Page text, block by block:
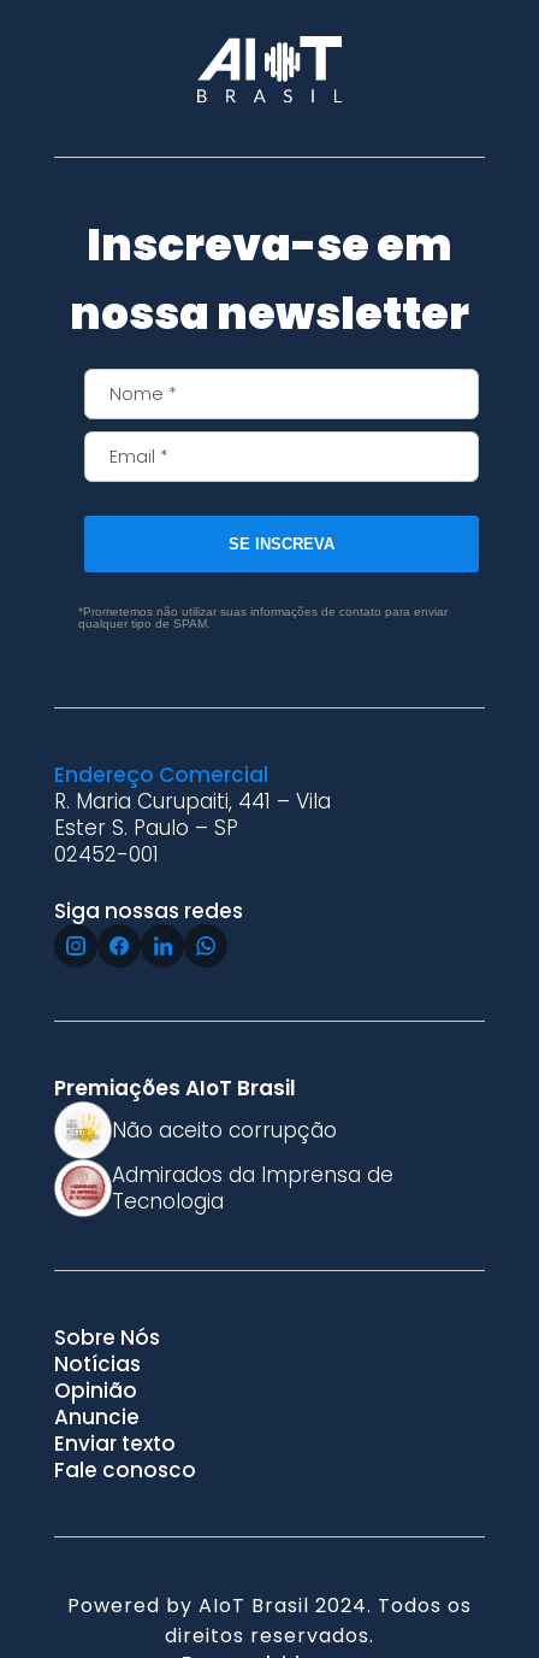
Inscreva-se em
nossa newsletter
SE INSCREVA
*Prometemos não utilizar suas informações de contato para enviar
qualquer tipo de SPAM.
Endereço Comercial
R. Maria Curupaiti, 441 – Vila
Ester S. Paulo – SP
02452-001
Siga nossas redes
Premiações AIoT Brasil
Não aceito corrupção
Admirados da Imprensa de
Tecnologia
Sobre Nós
Notícias
Opinião
Anuncie
Enviar texto
Fale conosco
Powered by AIoT Brasil 2024. Todos os
direitos reservados.